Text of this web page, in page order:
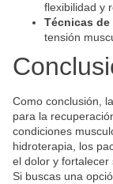
flexibilidad y
Técnicas
tensión
Como conclusión,
para la
condiciones
hidroterapia, los
el dolor y fortalecer
Si buscas una